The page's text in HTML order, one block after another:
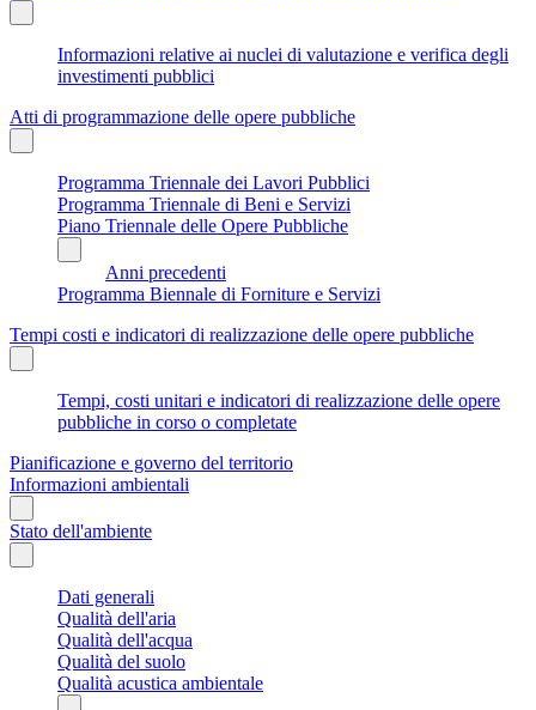
Informazioni relative ai nuclei di valutazione e verifica degli
investimenti pubblici
Atti di programmazione delle opere pubbliche
Programma Triennale dei Lavori Pubblici
Programma Triennale di Beni e Servizi
Piano Triennale delle Opere Pubbliche
Anni precedenti
Programma Biennale di Forniture e Servizi
Tempi costi e indicatori di realizzazione delle opere pubbliche
Tempi, costi unitari e indicatori di realizzazione delle opere
pubbliche in corso o completate
Pianificazione e governo del territorio
Informazioni ambientali
Stato dell'ambiente
Dati generali
Qualità dell'aria
Qualità dell'acqua
Qualità del suolo
Qualità acustica ambientale